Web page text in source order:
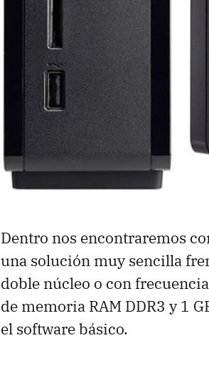
Dentro nos encontraremos
una solución muy sencilla
doble núcleo o con
de memoria RAM DDR3 y 1
el software básico.